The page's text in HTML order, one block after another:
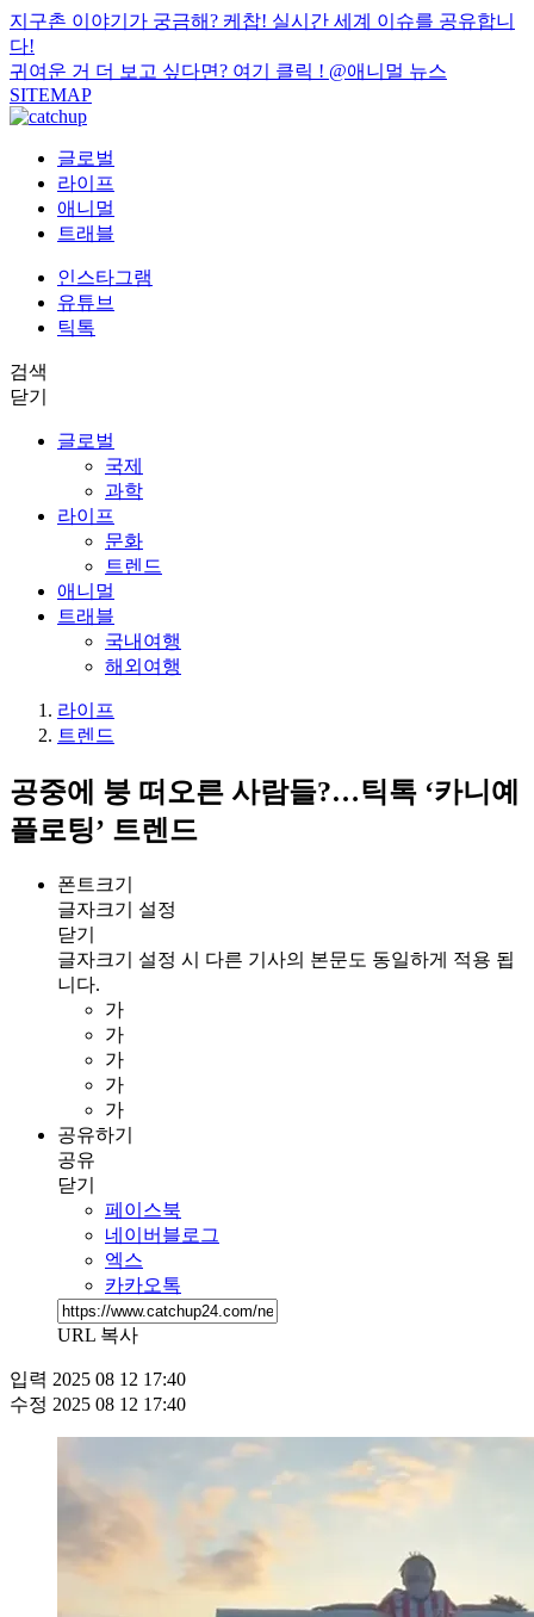
지구촌 이야기가 궁금해? 케찹! 실시간 세계 이슈를 공유합니
다!
귀여운 거 더 보고 싶다면? 여기 클릭 ! @애니멀 뉴스
SITEMAP
글로벌
라이프
애니멀
트래블
인스타그램
유튜브
틱톡
검색
닫기
글로벌
국제
과학
라이프
문화
트렌드
애니멀
트래블
국내여행
해외여행
라이프
트렌드
공중에 붕 떠오른 사람들?…틱톡 ‘카니예
플로팅’ 트렌드
폰트크기
글자크기 설정
닫기
글자크기 설정 시 다른 기사의 본문도 동일하게 적용 됩
니다.
가
가
가
가
가
공유하기
공유
닫기
페이스북
네이버블로그
엑스
카카오톡
URL 복사
입력 2025 08 12 17:40
수정 2025 08 12 17:40